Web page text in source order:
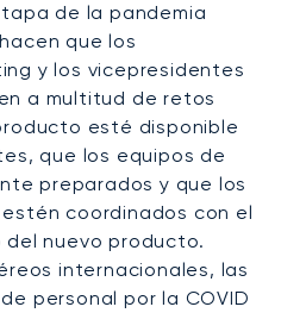
de la pandemia
que los
y los vicepresidentes
a multitud de retos
esté disponible
que los equipos de
preparados y que los
coordinados con el
del nuevo producto.
internacionales, las
personal por la COVID